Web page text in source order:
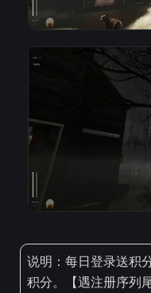
说明：每日登录送积
积分。【遇注册序列